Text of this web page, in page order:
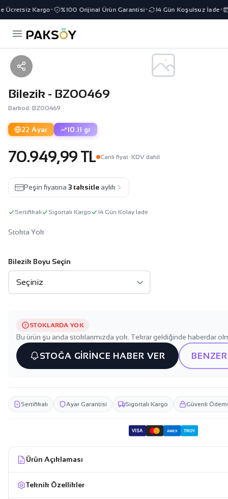
Ücretsiz Kargo✦ %100 Orijinal Ürün Garantisi✦ 14 Gün Koşulsuz İade✦
Bilezik - BZ00469
Barkod: BZ00469
22 Ayar 10.11 gr
70.949,99 TL Canli fiyat· KDV dahil
Peşin fiyatına 3 taksitle aylık
Sertifikalı Sigortalı Kargo 14 Gün Kolay İade
Stokta Yok
Bilezik Boyu Seçin
STOKLARDA YOK
Bu ürün şu anda stoklarımızda yok. Tekrar geldiğinde haberdar
STOĞA GİRİNCE HABER VER
Sertifikalı Ayar Garantisi Sigortalı Kargo Güvenli
VISA AMEX TROY
Ürün Açıklaması
Teknik Özellikler